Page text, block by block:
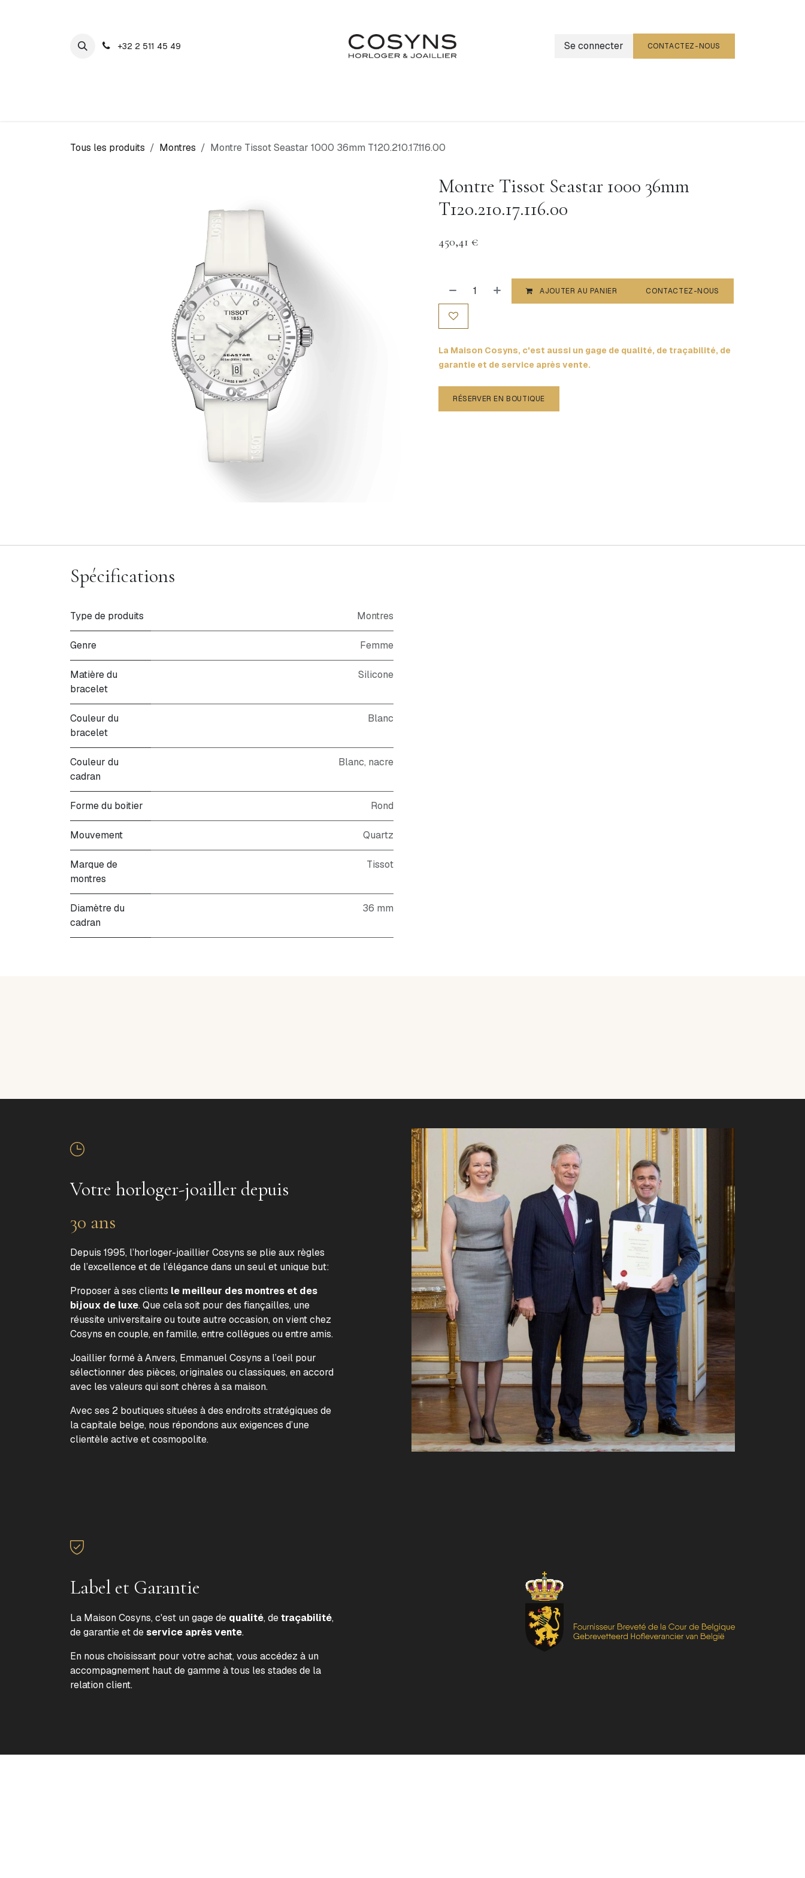
+32 2 511 45 49 Se connecter CONTACTEZ-NOUS
Tous les produits Montres Montre Tissot Seastar 1000 36mm T120.210.17.116.00
Montre Tissot Seastar 1000 36mm
T120.210.17.116.00
450,41 €
AJOUTER AU PANIER CONTACTEZ-NOUS
La Maison Cosyns, c'est aussi un gage de qualité, de traçabilité, de
garantie et de service après vente.
RÉSERVER EN BOUTIQUE
Spécifications
Type de produits Montres
Genre Femme
Matière du
bracelet
Silicone
Couleur du
bracelet
Blanc
Couleur du
cadran
Blanc, nacre
Forme du boitier Rond
Mouvement Quartz
Marque de
montres
Tissot
Diamètre du
cadran
36 mm
Votre horloger-joailler depuis
30 ans
Depuis 1995, l’horloger-joaillier Cosyns se plie aux règles
de l’excellence et de l’élégance dans un seul et unique but:
Proposer à ses clients le meilleur des montres et des
bijoux de luxe. Que cela soit pour des fiançailles, une
réussite universitaire ou toute autre occasion, on vient chez
Cosyns en couple, en famille, entre collègues ou entre amis.
Joaillier formé à Anvers, Emmanuel Cosyns a l’oeil pour
sélectionner des pièces, originales ou classiques, en accord
avec les valeurs qui sont chères à sa maison.
Avec ses 2 boutiques situées à des endroits stratégiques de
la capitale belge, nous répondons aux exigences d’une
clientèle active et cosmopolite.
Label et Garantie
La Maison Cosyns, c'est un gage de qualité, detraçabilité,
de garantie et deservice après vente.
En nous choisissant pour votre achat, vous accédez à un
accompagnement haut de gamme à tous les stades de la
relation client.